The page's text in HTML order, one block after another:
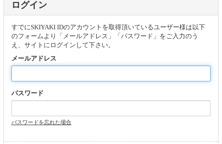
ログイン
すでにSKIYAKI IDのアカウントを取得頂いているユーザー様は以下
のフォームより「メールアドレス」「パスワード」をご入力のう
え、サイトにログインして下さい。
メールアドレス
パスワード
パスワードを忘れた場合